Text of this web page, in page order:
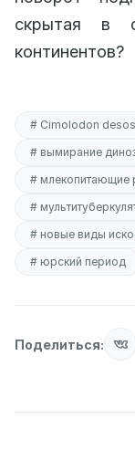
скрытая в
континентов?
# Cimolodon
# вымирание
# млекопитающие
#
# новые виды
# юрский период
Поделиться: